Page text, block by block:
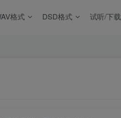
格式 DSD格式 试听/下载